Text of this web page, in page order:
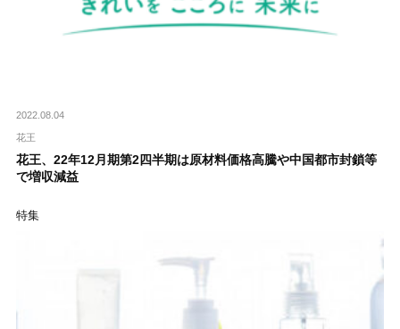
2022.08.04
花王
花王、22年12月期第2四半期は原材料価格高騰や中国都市封鎖等
で増収減益
特集